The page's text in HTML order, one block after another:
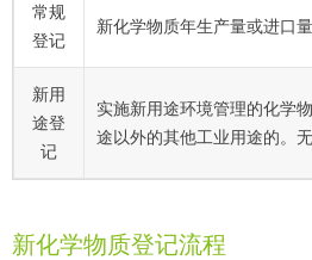
常规
登记
新化学物质年生产量或进口
新用
途登
记
实施新用途环境管理的化学
途以外的其他工业用途的。无
新化学物质登记流程